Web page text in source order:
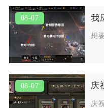
08-07
想
08-07
庆